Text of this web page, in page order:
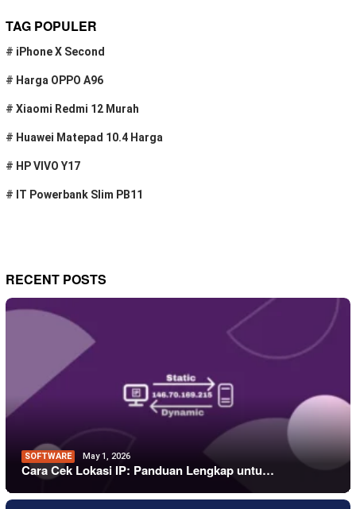
TAG POPULER
# iPhone X Second
# Harga OPPO A96
# Xiaomi Redmi 12 Murah
# Huawei Matepad 10.4 Harga
# HP VIVO Y17
# IT Powerbank Slim PB11
RECENT POSTS
SOFTWARE May 1, 2026
Cara Cek Lokasi IP: Panduan Lengkap untu…